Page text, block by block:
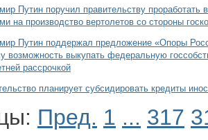
Путин поручил правительству проработать
на производство вертолетов со стороны
Путин поддержал предложение «Опоры
возможность выкупать федеральную
рассрочкой
планирует субсидировать кредиты
Пред. 1 ... 317